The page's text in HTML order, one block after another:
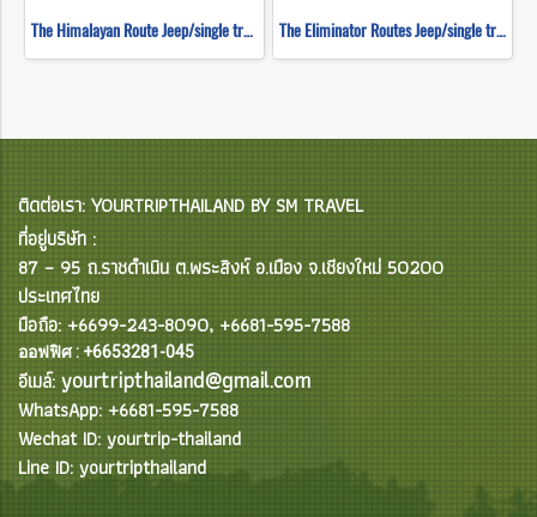
The Himalayan Route Jeep/single track ( Mountain Biking ) The Eliminator Routes Jeep/single track ( Mountain Biking )
ติดต่อเรา: YOURTRIPTHAILAND BY SM TRAVEL
ที่อยู่บริษัท :
87 – 95 ถ.ราชดำเนิน ต.พระสิงห์ อ.เมือง จ.เชียงใหม่ 50200
ประเทศไทย
มือถือ: +6699-243-8090, +6681-595-7588
ออฟฟิศ : +6653281-045
อีเมล์: yourtripthailand@gmail.com
WhatsApp: +6681-595-7588
Wechat ID: yourtrip-thailand
Line ID: yourtripthailand